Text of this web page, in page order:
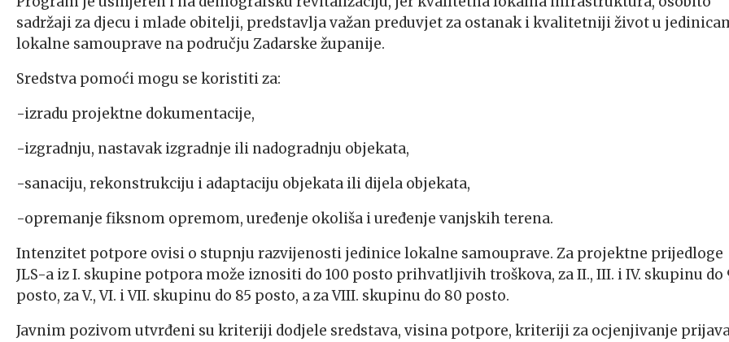
sadržaji za djecu i mlade obitelji, predstavlja važan preduvjet za ostanak i kvalitetniji život u
lokalne samouprave na području Zadarske županije.
Sredstva pomoći mogu se koristiti za:
-izradu projektne dokumentacije,
-izgradnju, nastavak izgradnje ili nadogradnju objekata,
-sanaciju, rekonstrukciju i adaptaciju objekata ili dijela objekata,
-opremanje fiksnom opremom, uređenje okoliša i uređenje vanjskih terena.
Intenzitet potpore ovisi o stupnju razvijenosti jedinice lokalne samouprave. Za projektne prijedloge
JLS-a iz I. skupine potpora može iznositi do 100 posto prihvatljivih troškova, za II., III. i IV. skupinu do
posto, za V., VI. i VII. skupinu do 85 posto, a za VIII. skupinu do 80 posto.
Javnim pozivom utvrđeni su kriteriji dodjele sredstava, visina potpore, kriteriji za ocjenjivanje